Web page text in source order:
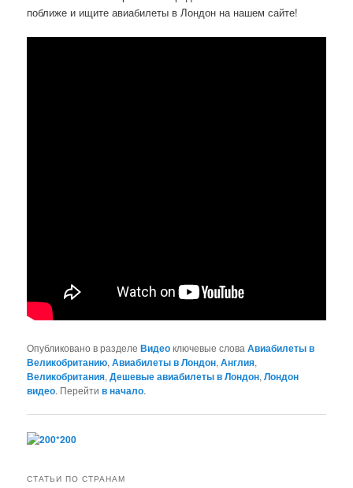
поближе и ищите авиабилеты в Лондон на нашем сайте!
Опубликовано в разделеВидеоключевые словаАвиабилеты в
Великобританию,Авиабилеты в Лондон,Англия,
Великобритания,Дешевые авиабилеты в Лондон,Лондон
видео. Перейтив начало.
СТАТЬИ ПО СТРАНАМ